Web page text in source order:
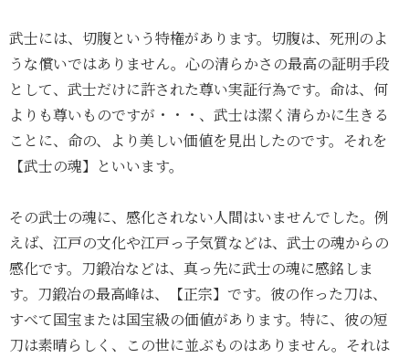
武士には、切腹という特権があります。切腹は、死刑のよ
うな償いではありません。心の清らかさの最高の証明手段
として、武士だけに許された尊い実証行為です。命は、何
よりも尊いものですが・・・、武士は潔く清らかに生きる
ことに、命の、より美しい価値を見出したのです。それを
【武士の魂】といいます。
その武士の魂に、感化されない人間はいませんでした。例
えば、江戸の文化や江戸っ子気質などは、武士の魂からの
感化です。刀鍛冶などは、真っ先に武士の魂に感銘しま
す。刀鍛冶の最高峰は、【正宗】です。彼の作った刀は、
すべて国宝または国宝級の価値があります。特に、彼の短
刀は素晴らしく、この世に並ぶものはありません。それは